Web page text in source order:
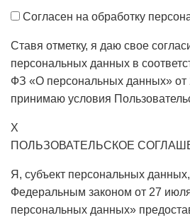
Согласен на обработку
Ставя отметку, я даю свое
персональных данных в
ФЗ «О персональных данных» от
принимаю условия
X
ПОЛЬЗОВАТЕЛЬСКОЕ
Я, субъект персональных данных,
Федеральным законом от 27
персональных данных»